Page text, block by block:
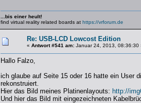
...bis einer heult!
find virtual reality related boards at https://vrforum.de
Re: USB-LCD Lowcost Edition
« Antwort #541 am: Januar 24, 2013, 08:36:30
Hallo Falzo,
ich glaube auf Seite 15 oder 16 hatte ein User
rekonstruiert.
Hier das Bild meines Platinenlayouts: http://
Und hier das Bild mit eingezeichneten